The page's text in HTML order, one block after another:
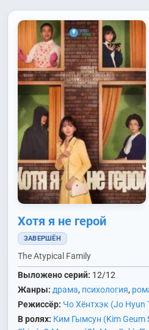
Хотя я не герой
ЗАВЕРШЁН
The Atypical Family
Выложено серий: 12/12
Жанры: драма, психология,
Режиссёр: Чо Хёнтхэк (Jo Hyun
В ролях: Ким Гымсун (Kim Geum